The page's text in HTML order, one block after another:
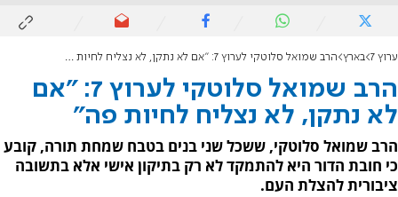
ערוץ 7 בארץ הרב שמואל סלוטקי לערוץ 7: "אם לא נתקן, לא נצליח לחיות פה"
הרב שמואל סלוטקי לערוץ 7: "אם
לא נתקן, לא נצליח לחיות פה"
הרב שמואל סלוטקי, ששכל שני בנים בטבח שמחת תורה, קובע
כי חובת הדור היא להתמקד לא רק בתיקון אישי אלא בתשובה
ציבורית להצלת העם.